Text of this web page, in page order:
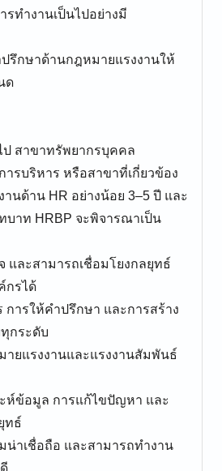
รทำงานเป็นไปอย่างมี
รึกษาด้านกฎหมายแรงงานให้
ด
สาขาทรัพยากรบุคคล
ารบริหาร หรือสาขาที่เกี่ยวข้อง
นด้าน HR อย่างน้อย 3–5 ปี และ
าท HRBP จะพิจารณาเป็น
และสามารถเชื่อมโยงกลยุทธ์
กรได้
การให้คำปรึกษา และการสร้าง
กระดับ
ยแรงงานและแรงงานสัมพันธ์
ห์ข้อมูล การแก้ไขปัญหา และ
ทธ์
น่าเชื่อถือ และสามารถทำงาน